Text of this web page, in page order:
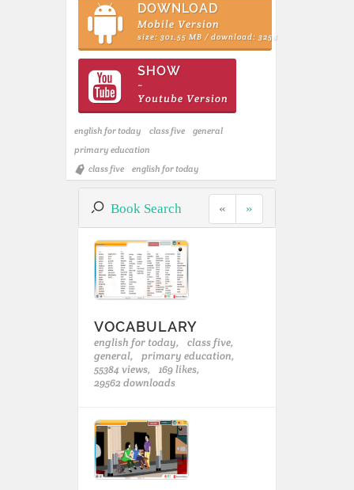
DOWNLOAD
Mobile Version
size: 301.55 MB / download: 3258
SHOW
~
Youtube Version
english for today class five
general
primary education
class five
english for today
Book Search « »
VOCABULARY
english for today,
class five,
general,
primary education,
55384 views,
169 likes,
29562 downloads